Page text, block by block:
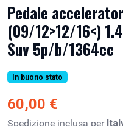
Pedale
(09/12>12/16<)
Suv 5p/b/1364cc
In buono stato
60,00 €
Spedizione inclusa per